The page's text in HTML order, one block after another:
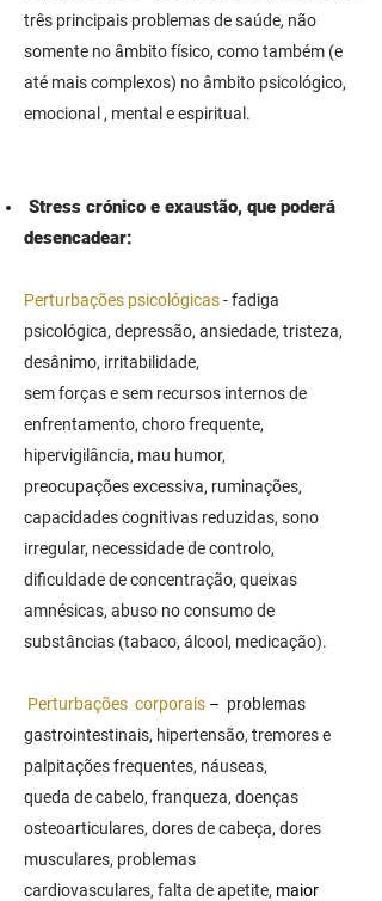
três principais problemas de saúde, não
somente no âmbito físico, como também (e
até mais complexos) no âmbito psicológico,
emocional , mental e espiritual.
Stress crónico e exaustão, que poderá
desencadear:
Perturbações psicológicas- fadiga
psicológica, depressão, ansiedade, tristeza,
desânimo, irritabilidade,
sem forças e sem recursos internos de
enfrentamento, choro frequente,
hipervigilância, mau humor,
preocupações excessiva, ruminações,
capacidades cognitivas reduzidas, sono
irregular, necessidade de controlo,
dificuldade de concentração, queixas
amnésicas, abuso no consumo de
substâncias (tabaco, álcool, medicação).
Perturbações corporais – problemas
gastrointestinais, hipertensão, tremores e
palpitações frequentes, náuseas,
queda de cabelo, franqueza, doenças
osteoarticulares, dores de cabeça, dores
musculares, problemas
cardiovasculares, falta de apetite, maior